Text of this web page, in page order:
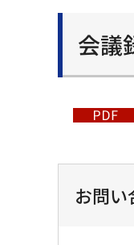
会議
お問い